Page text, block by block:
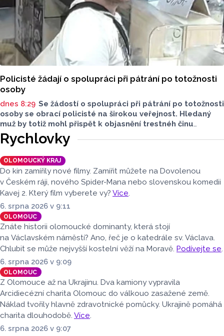
Policisté žádají o spolupráci při pátrání po totožnosti
osoby
dnes 8:29 Se žádostí o spolupráci při pátrání po totožnosti
osoby se obrací policisté na širokou veřejnost. Hledaný
muž by totiž mohl přispět k objasnění trestnéh činu
poškození cizí věci.
Rychlovky
OLOMOUCKÝ KRAJ
Do kin zamířily nové filmy. Zamířit můžete na Dovolenou
v Českém ráji, nového Spider-Mana nebo slovenskou komedii
Kavej 2. Který film vyberete vy? Více.
6. srpna 2026 v 9:11
OLOMOUC
Znáte historii olomoucké dominanty, která stojí
na Václavském náměstí? Ano, řeč je o katedrále sv. Václava.
Chlubit se může nejvyšší kostelní věží na Moravě. Podívejte se.
6. srpna 2026 v 9:09
OLOMOUC
Z Olomouce až na Ukrajinu. Dva kamiony vypravila
Arcidiecézní charita Olomouc do válkouo zasažené země.
Náklad tvořily hlavně zdravotnické pomůcky. Ukrajině pomáhá
charita dlouhodobě. Více.
6. srpna 2026 v 9:07